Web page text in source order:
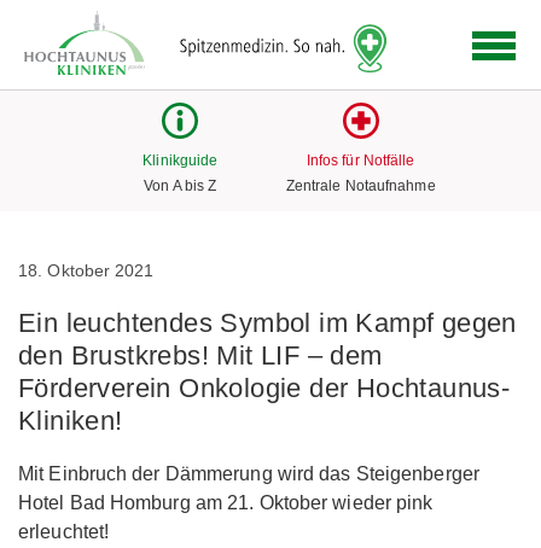
Link
zur
Klinikguide
Von A bis Z
Infos für Notfälle
Zentrale Notaufnahme
18. Oktober 2021
Ein leuchtendes Symbol im Kampf gegen
den Brustkrebs! Mit LIF – dem
Förderverein Onkologie der Hochtaunus-
Kliniken!
Mit Einbruch der Dämmerung wird das Steigenberger
Hotel Bad Homburg am 21. Oktober wieder pink
erleuchtet!